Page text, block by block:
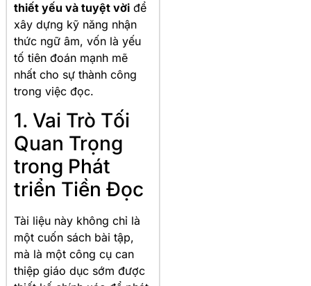
thiết yếu và tuyệt vời để
xây dựng kỹ năng nhận
thức ngữ âm, vốn là yếu
tố tiên đoán mạnh mẽ
nhất cho sự thành công
trong việc đọc.
1. Vai Trò Tối
Quan Trọng
trong Phát
triển Tiền Đọc
Tài liệu này không chỉ là
một cuốn sách bài tập,
mà là một công cụ can
thiệp giáo dục sớm được